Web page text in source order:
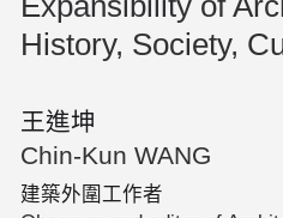
History, Society,
王進坤
Chin-Kun WANG
建築外圍工作者